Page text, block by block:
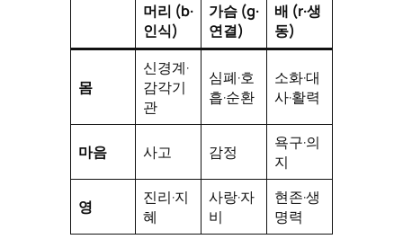
머리 (b·
인식)
가슴 (g·
연결)
배 (r·생
동)
몸
신경계·
감각기
관
심폐·호
흡·순환
소화·대
사·활력
마음 사고 감정
욕구·의
지
영
진리·지
혜
사랑·자
비
현존·생
명력